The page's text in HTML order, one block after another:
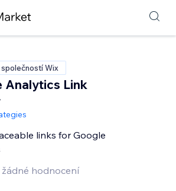
Wix
Analytics Link
links for Google
žádné hodnocení